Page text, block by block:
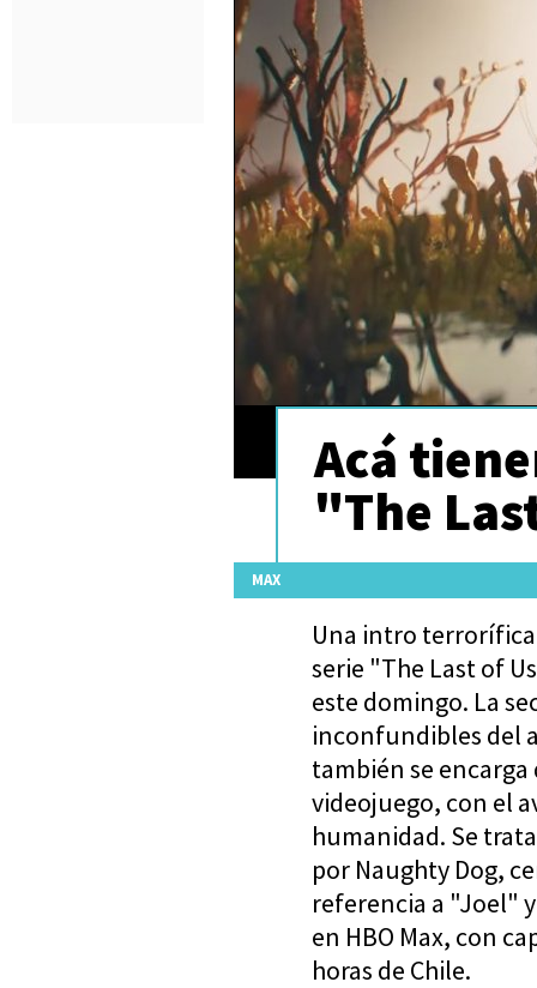
Acá
"The
MAX
Una intro
serie "The Last of
este domingo. La
inconfundibles del
también se
videojuego, con el
humanidad. Se
por Naughty Dog,
referencia a "Joel"
en HBO Max, con
horas de Chile.